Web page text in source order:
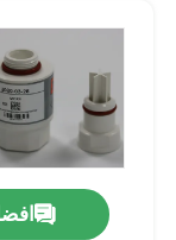
المنتجات
حول بنا
جولة في